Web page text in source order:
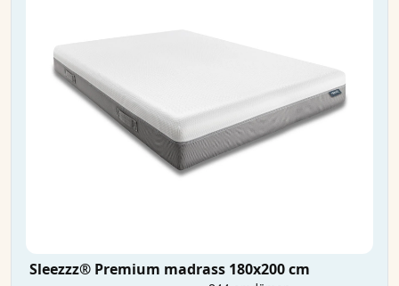
Sleezzz® Premium madrass 180x200 cm